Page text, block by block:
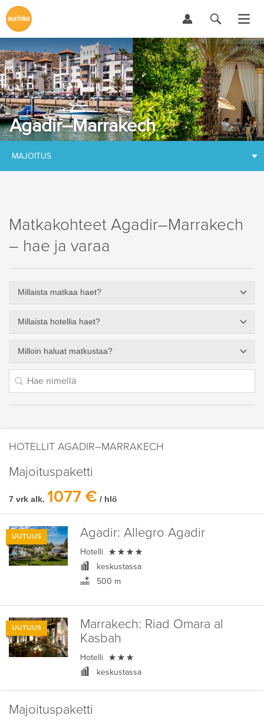
Agadir–Marrakech
MAJOITUS
Matkakohteet Agadir–Marrakech
– hae ja varaa
Millaista matkaa haet?
Millaista hotellia haet?
Milloin haluat matkustaa?
HOTELLIT AGADIR–MARRAKECH
Majoituspaketti
7 vrk alk. 1077 € / hlö
UUTUUS Agadir: Allegro Agadir
Hotelli 
keskustassa
500 m
UUTUUS Marrakech: Riad Omara al
Kasbah
Hotelli 
keskustassa
Majoituspaketti